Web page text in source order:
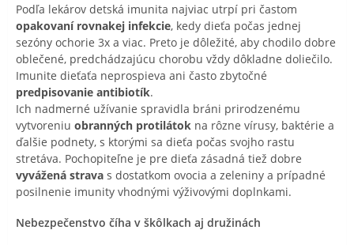
Podľa lekárov detská imunita najviac utrpí pri častom
opakovaní rovnakej infekcie, kedy dieťa počas jednej
sezóny ochorie 3x a viac. Preto je dôležité, aby chodilo dobre
oblečené, predchádzajúcu chorobu vždy dôkladne doliečilo.
Imunite dieťaťa neprospieva ani často zbytočné
predpisovanie antibiotík.
Ich nadmerné užívanie spravidla bráni prirodzenému
vytvoreniu obranných protilátok na rôzne vírusy, baktérie a
ďalšie podnety, s ktorými sa dieťa počas svojho rastu
stretáva. Pochopiteľne je pre dieťa zásadná tiež dobre
vyvážená strava s dostatkom ovocia a zeleniny a prípadné
posilnenie imunity vhodnými výživovými doplnkami.
Nebezpečenstvo číha v škôlkach aj družinách